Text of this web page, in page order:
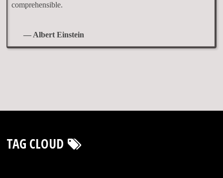
comprehensible.
— Albert Einstein
TAG CLOUD